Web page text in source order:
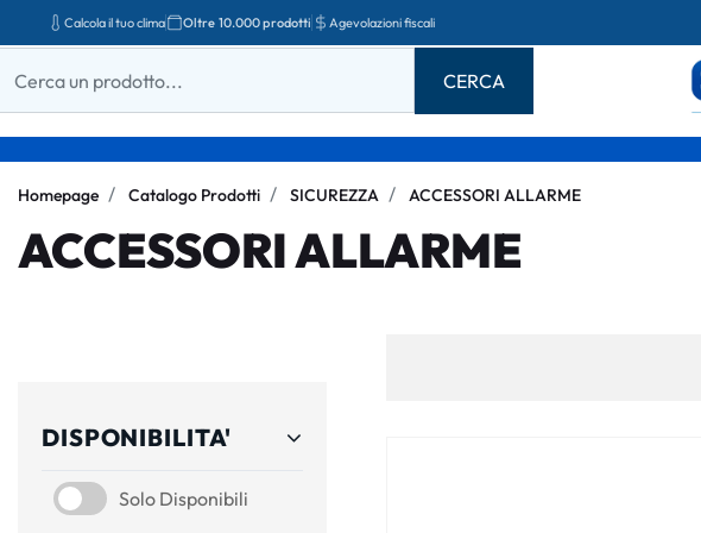
Calcola il tuo clima Oltre 10.000 prodotti Agevolazioni fiscali
Homepage Catalogo Prodotti SICUREZZA ACCESSORI ALLARME
ACCESSORI ALLARME
DISPONIBILITA'
Solo Disponibili
SOLO DISPONIBILI